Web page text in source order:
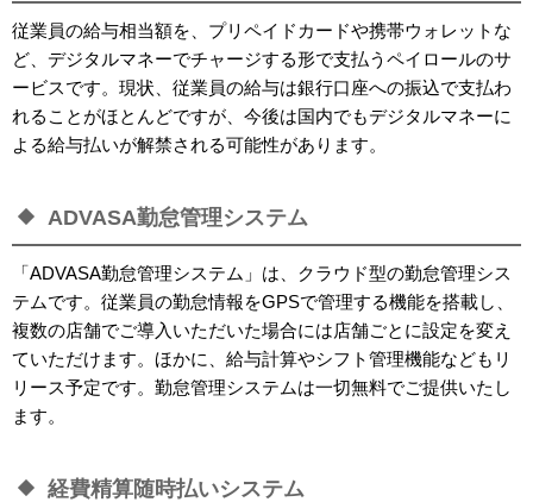
従業員の給与相当額を、プリペイドカードや携帯ウォレットな
ど、デジタルマネーでチャージする形で支払うペイロールのサ
ービスです。現状、従業員の給与は銀行口座への振込で支払わ
れることがほとんどですが、今後は国内でもデジタルマネーに
よる給与払いが解禁される可能性があります。
ADVASA勤怠管理システム
「ADVASA勤怠管理システム」は、クラウド型の勤怠管理シス
テムです。従業員の勤怠情報をGPSで管理する機能を搭載し、
複数の店舗でご導入いただいた場合には店舗ごとに設定を変え
ていただけます。ほかに、給与計算やシフト管理機能などもリ
リース予定です。勤怠管理システムは一切無料でご提供いたし
ます。
経費精算随時払いシステム